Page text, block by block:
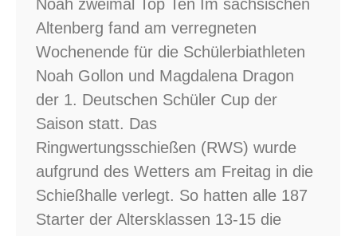
Noah zweimal Top Ten Im sächsischen
Altenberg fand am verregneten
Wochenende für die Schülerbiathleten
Noah Gollon und Magdalena Dragon
der 1. Deutschen Schüler Cup der
Saison statt. Das
Ringwertungsschießen (RWS) wurde
aufgrund des Wetters am Freitag in die
Schießhalle verlegt. So hatten alle 187
Starter der Altersklassen 13-15 die